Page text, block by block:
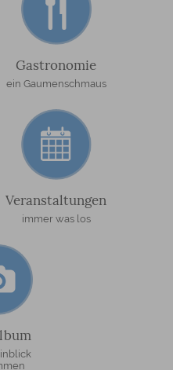
Gastronomie
ein Gaumenschmaus
Veranstaltungen
immer was los